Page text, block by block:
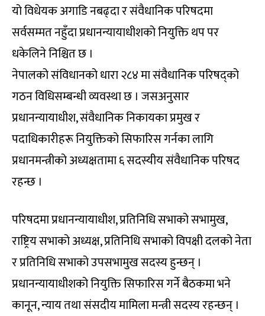
यो विधेयक अगाडि नबढ्दा र संवैधानिक परिषदमा
सर्वसम्मत नहुँदा प्रधानन्यायाधीशको नियुक्ति थप पर
धकेलिने निश्चित छ ।
नेपालको संविधानको धारा २८४ मा संवैधानिक परिषद्को
गठन विधिसम्बन्धी व्यवस्था छ । जसअनुसार
प्रधानन्यायाधीश, संवैधानिक निकायका प्रमुख र
पदाधिकारीहरू नियुक्तिको सिफारिस गर्नका लागि
प्रधानमन्त्रीको अध्यक्षतामा ६ सदस्यीय संवैधानिक परिषद
रहन्छ ।
परिषदमा प्रधानन्यायाधीश, प्रतिनिधि सभाको सभामुख,
राष्ट्रिय सभाको अध्यक्ष, प्रतिनिधि सभाको विपक्षी दलको नेता
र प्रतिनिधि सभाको उपसभामुख सदस्य हुन्छन् ।
प्रधानन्यायाधीशको नियुक्ति सिफारिस गर्ने बैठकमा भने
कानून, न्याय तथा संसदीय मामिला मन्त्री सदस्य रहन्छन् ।